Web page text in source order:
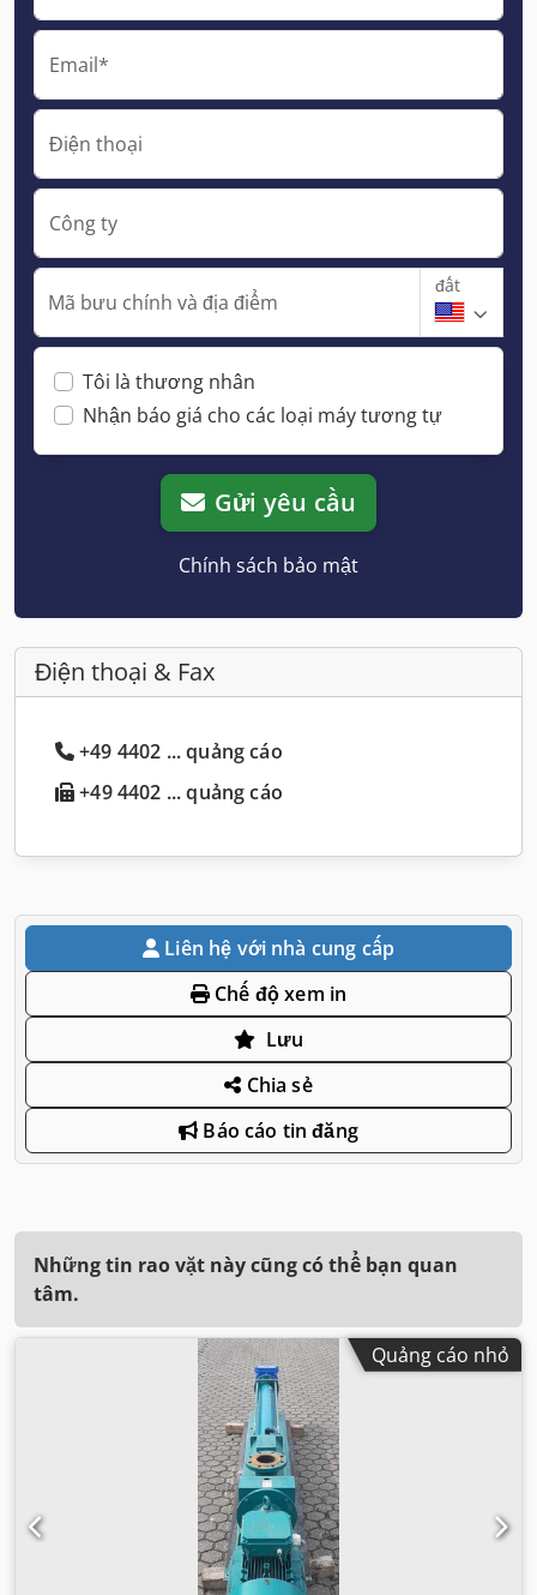
Email*
Điện thoại
Công ty
Mã bưu chính và địa điểm
đất
Tôi là thương nhân
Nhận báo giá cho các loại máy tương tự
Gửi yêu cầu
Chính sách bảo mật
Điện thoại & Fax
+49 4402 ... quảng cáo
+49 4402 ... quảng cáo
Liên hệ với nhà cung cấp
Chế độ xem in
Lưu
Chia sẻ
Báo cáo tin đăng
Những tin rao vặt này cũng có thể bạn quan
tâm.
Quảng cáo nhỏ